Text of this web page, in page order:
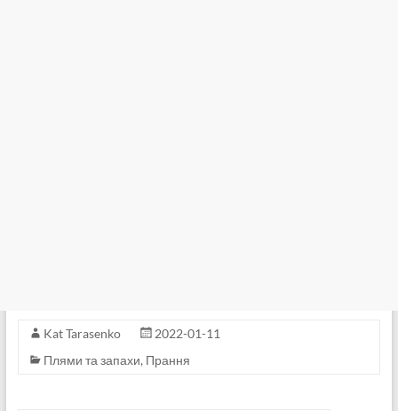
Kat Tarasenko
2022-01-11
Плями та запахи, Прання